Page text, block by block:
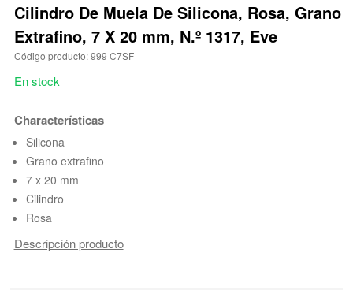
Cilindro De Muela De Silicona, Rosa, Grano
Extrafino, 7 X 20 mm, N.º 1317, Eve
Código producto: 999 C7SF
En stock
Characterísticas
Silicona
Grano extrafino
7 x 20 mm
Cilindro
Rosa
Descripción producto